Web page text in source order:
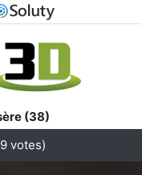
(38)
votes)